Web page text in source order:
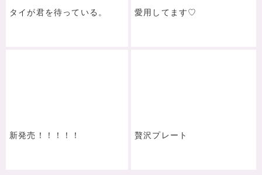
タイが君を待っている。 愛用してます♡
新発売！！！！！ 贅沢プレート